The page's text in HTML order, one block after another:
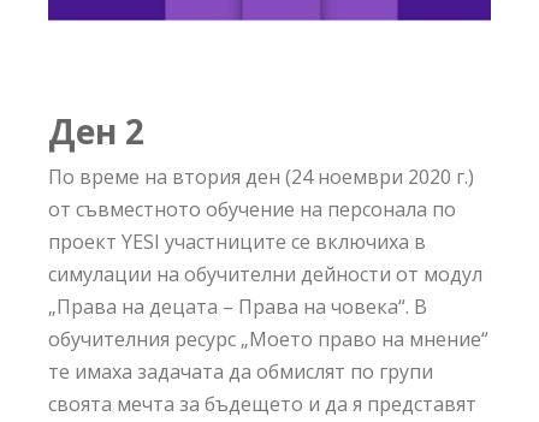
Ден 2
По време на втория ден (24 ноември 2020 г.)
от съвместното обучение на персонала по
проект YESI участниците се включиха в
симулации на обучителни дейности от модул
„Права на децата – Права на човека“. В
обучителния ресурс „Моето право на мнение“
те имаха задачата да обмислят по групи
своята мечта за бъдещето и да я представят